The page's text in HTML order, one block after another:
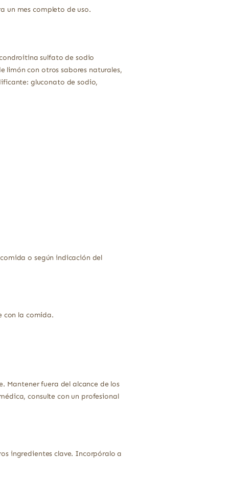
un mes completo de uso.
sulfato de sodio
limón con otros sabores naturales,
gluconato de sodio,
o según indicación del
con la comida.
Mantener fuera del alcance de los
consulte con un profesional
ingredientes clave. Incorpóralo a